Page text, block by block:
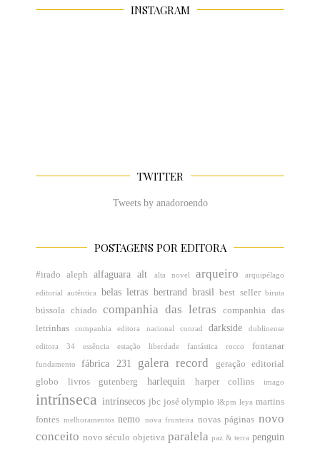
INSTAGRAM
TWITTER
Tweets by anadoroendo
POSTAGENS POR EDITORA
#irado aleph alfaguara alt alta novel arqueiro arquipélago
editorial autêntica belas letras bertrand brasil best seller biruta
bússola chiado companhia das letras
companhia das
letrinhas
companhia editora nacional conrad darkside dublinense
editora 34 essência estação liberdade fantástica rocco fontanar
fundamento fábrica 231 galera record
geração editorial
globo livros
gutenberg harlequin harper collins imago
intrínseca intrínsecos jbc josé olympio l&pm leya martins
fontes melhoramentos nemo nova fronteira novas páginas novo
conceito novo século objetiva paralela paz & terra penguin